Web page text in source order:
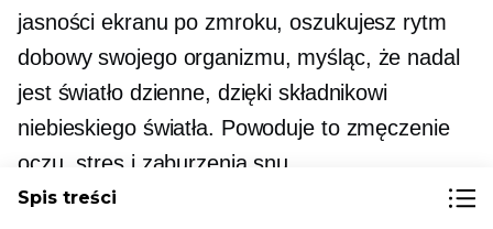
jasności ekranu po zmroku, oszukujesz rytm
dobowy swojego organizmu, myśląc, że nadal
jest światło dzienne, dzięki składnikowi
niebieskiego światła. Powoduje to zmęczenie
oczu, stres i zaburzenia snu.
Spis treści